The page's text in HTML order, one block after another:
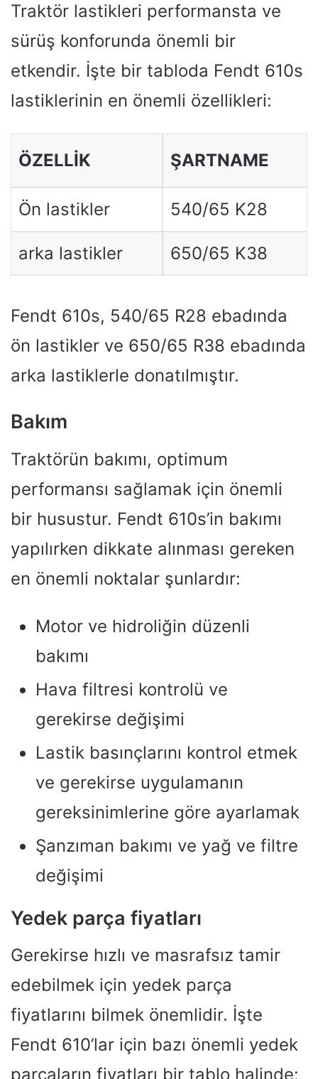
Traktör lastikleri performansta ve
sürüş konforunda önemli bir
etkendir. İşte bir tabloda Fendt 610s
lastiklerinin en önemli özellikleri:
ÖZELLIK ŞARTNAME
Ön lastikler 540/65 K28
arka lastikler 650/65 K38
Fendt 610s, 540/65 R28 ebadında
ön lastikler ve 650/65 R38 ebadında
arka lastiklerle donatılmıştır.
Bakım
Traktörün bakımı, optimum
performansı sağlamak için önemli
bir husustur. Fendt 610s’in bakımı
yapılırken dikkate alınması gereken
en önemli noktalar şunlardır:
Motor ve hidroliğin düzenli
bakımı
Hava filtresi kontrolü ve
gerekirse değişimi
Lastik basınçlarını kontrol etmek
ve gerekirse uygulamanın
gereksinimlerine göre ayarlamak
Şanzıman bakımı ve yağ ve filtre
değişimi
Yedek parça fiyatları
Gerekirse hızlı ve masrafsız tamir
edebilmek için yedek parça
fiyatlarını bilmek önemlidir. İşte
Fendt 610’lar için bazı önemli yedek
parçaların fiyatları bir tablo halinde: